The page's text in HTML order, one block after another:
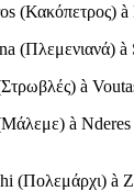
(Κακόπετρος) à
(Πλεμενιανά) à
Στρωβλές) à
Μάλεμε) à
(Πολεμάρχι) à